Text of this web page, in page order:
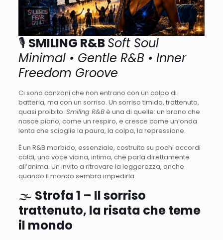
🎙️ SMILING R&BSoft Soul
Minimal • Gentle R&B • Inner
Freedom Groove
Ci sono canzoni che non entrano con un colpo di
batteria, ma con un sorriso. Un sorriso timido, trattenuto,
quasi proibito. Smiling R&Bè una di quelle: un brano che
nasce piano, come un respiro, e cresce come un’onda
lenta che scioglie la paura, la colpa, la repressione.
È un R&B morbido, essenziale, costruito su pochi accordi
caldi, una voce vicina, intima, che parla direttamente
all’anima. Un invito a ritrovare la leggerezza, anche
quando il mondo sembra impedirla.
🌫️ Strofa 1 – Il sorriso
trattenuto, la risata che teme
il mondo